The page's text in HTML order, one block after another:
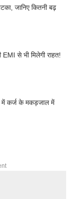
जानिए कितनी बढ़
EMI से भी मिलेगी राहत!
में कर्ज के मकड़जाल में